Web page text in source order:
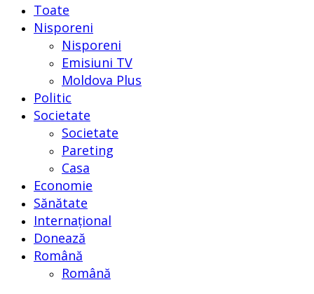
Toate
Nisporeni
Nisporeni
Emisiuni TV
Moldova Plus
Politic
Societate
Societate
Pareting
Casa
Economie
Sănătate
Internațional
Donează
Română
Română